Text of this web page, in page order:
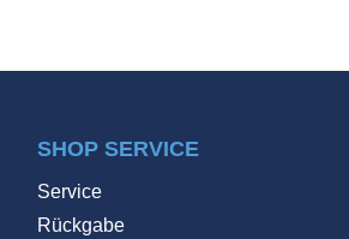
SHOP SERVICE
Service
Rückgabe